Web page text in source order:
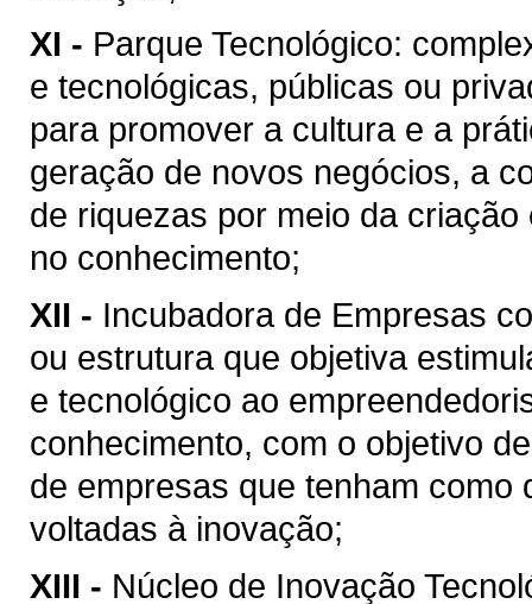
XI - Parque Tecnológico:
e tecnológicas, públicas ou
para promover a cultura e a
geração de novos negócios, a
de riquezas por meio da
no conhecimento;
XII - Incubadora de Empresas
ou estrutura que objetiva
e tecnológico ao
conhecimento, com o objetivo
de empresas que tenham como
voltadas à inovação;
XIII - Núcleo de Inovação